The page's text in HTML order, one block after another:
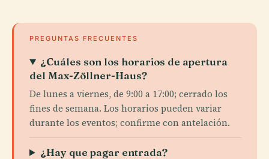
PREGUNTAS FRECUENTES
¿Cuáles son los horarios de apertura
del Max-Zöllner-Haus?
De lunes a viernes, de 9:00 a 17:00; cerrado los
fines de semana. Los horarios pueden variar
durante los eventos; confirme con antelación.
¿Hay que pagar entrada?